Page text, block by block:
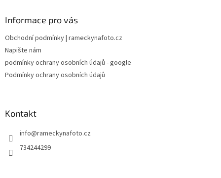
Informace pro vás
Obchodní podmínky | rameckynafoto.cz
Napište nám
podmínky ochrany osobních údajů - google
Podmínky ochrany osobních údajů
Kontakt
info@rameckynafoto.cz
734244299